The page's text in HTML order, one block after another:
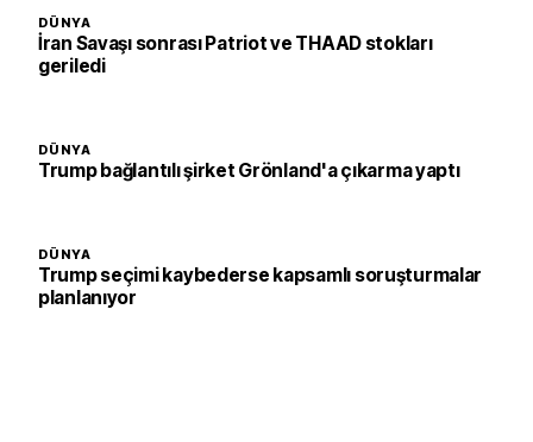
DÜNYA
İran Savaşı sonrası Patriot ve THAAD stokları
geriledi
DÜNYA
Trump bağlantılı şirket Grönland'a çıkarma yaptı
DÜNYA
Trump seçimi kaybederse kapsamlı soruşturmalar
planlanıyor